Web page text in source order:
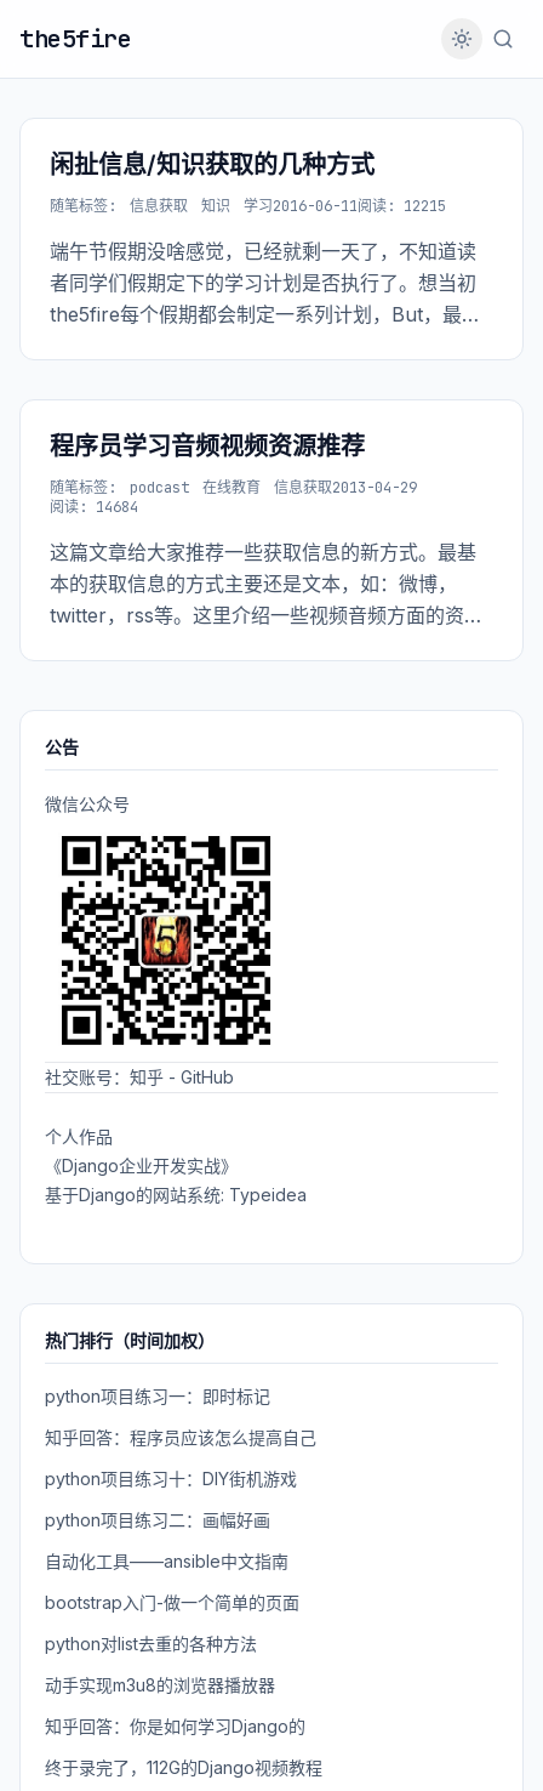
the5fire
闲扯信息/知识获取的几种方式
随笔标签: 信息获取 知识 学习2016-06-11阅读: 12215
端午节假期没啥感觉，已经就剩一天了，不知道读
者同学们假期定下的学习计划是否执行了。想当初
the5fire每个假期都会制定一系列计划，But，最后
《Javascript高级程序设计》关于JS垃圾回收的部
计数”机制的缺点，于是the5fire又跑去看了Python
计数，这种方式的缺点是无法循环引用。但是
Python在引用计数的基础上又使用了标记清除和分
代收集的方式。具体GC的集中策略，各自优缺点，
以后详细学习后分享给大家，这里不多做介绍。
程序员学习音频视频资源推荐
随笔标签: podcast 在线教育 信息获取2013-04-29
阅读: 14684
这篇文章给大家推荐一些获取信息的新方式。最基
本的获取信息的方式主要还是文本，如：微博，
twitter，rss等。这里介绍一些视频音频方面的资源
比起高中时留恋过的收音机有更高的收听价值。因
为这上面的资源是主动获取的。 当然，要收听
podcast也不是必须要ipad或iphone才行。用
android的也可以，有两个软件可以尝试：
dogwatcher和beyondpod，这俩都支持搜索
podcast的功能。
公告
微信公众号
社交账号： 知乎 - GitHub
个人作品
《Django企业开发实战》
基于Django的网站系统: Typeidea
热门排行（时间加权）
python项目练习一：即时标记
知乎回答：程序员应该怎么提高自己
python项目练习十：DIY街机游戏
python项目练习二：画幅好画
自动化工具——ansible中文指南
bootstrap入门-做一个简单的页面
python对list去重的各种方法
动手实现m3u8的浏览器播放器
知乎回答：你是如何学习Django的
终于录完了，112G的Django视频教程